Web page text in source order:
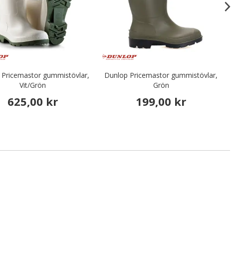
gummistövlar,
Vit/Grön
625,00 kr
Dunlop Pricemastor gummistövlar,
Grön
199,00 kr